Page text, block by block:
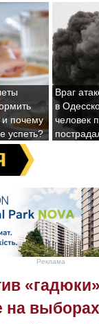
и почему
успеть?
Враг
в
человек
Реклама
на